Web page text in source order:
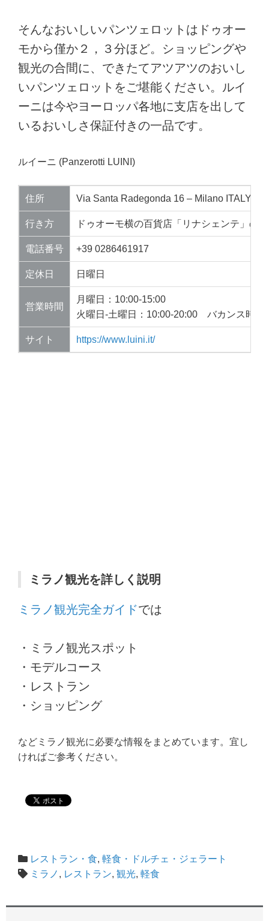
そんなおいしいパンツェロットはドゥオー
モから僅か２，３分ほど。ショッピングや
観光の合間に、できたてアツアツのおいし
いパンツェロットをご堪能ください。ルイ
ーニは今やヨーロッパ各地に支店を出して
いるおいしさ保証付きの一品です。
ルイーニ (Panzerotti LUINI)
住所 Via Santa Radegonda 16 – Milano ITALY
行き方 ドゥオーモ横の百貨店「リナシェンテ」の脇
電話番号 +39 0286461917
定休日 日曜日
営業時間
月曜日：10:00-15:00
火曜日-土曜日：10:00-20:00 バカンス時に
サイト https://www.luini.it/
ミラノ観光を詳しく説明
ミラノ観光完全ガイドでは
・ミラノ観光スポット
・モデルコース
・レストラン
・ショッピング
などミラノ観光に必要な情報をまとめています。宜し
ければご参考ください。
レストラン・食, 軽食・ドルチェ・ジェラート
ミラノ , レストラン, 観光, 軽食